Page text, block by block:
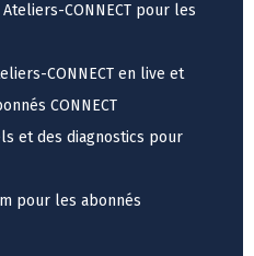
CONNECT pour les
CONNECT en live et
CONNECT
et des diagnostics pour
pour les abonnés